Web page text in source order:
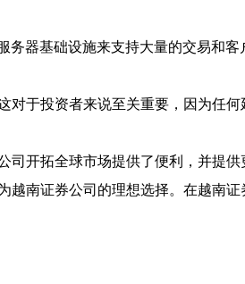
器基础设施来支持大量的交易和
于投资者来说至关重要，因为任
开拓全球市场提供了便利，并提供
南证券公司的理想选择。在越南